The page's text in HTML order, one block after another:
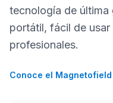
tecnología de última
portátil, fácil de
profesionales.
Conoce el